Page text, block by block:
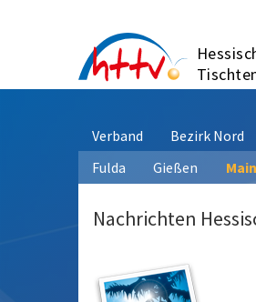
Verband Bezirk Nord
Fulda
Gießen
Nachrichten